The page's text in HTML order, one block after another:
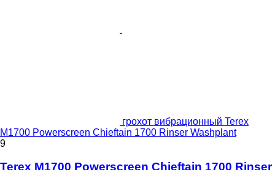
грохот вибрационный Terex
M1700 Powerscreen Chieftain 1700 Rinser Washplant
9
Terex M1700 Powerscreen Chieftain 1700 Rinser